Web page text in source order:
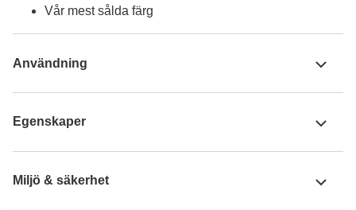
Vår mest sålda färg
Användning
Egenskaper
Miljö & säkerhet